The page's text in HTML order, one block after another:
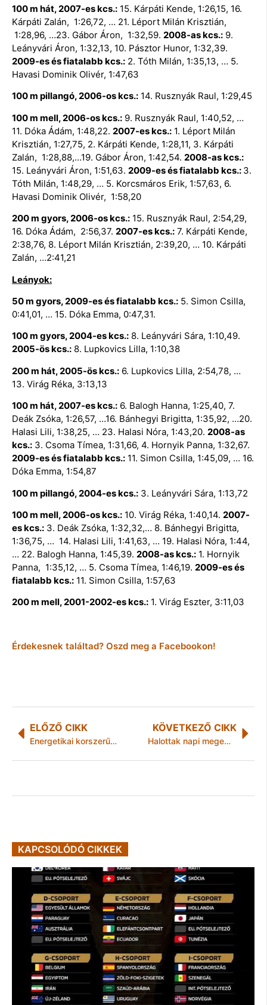
100 m hát, 2007-es kcs.: 15. Kárpáti Kende, 1:26,15, 16.
Kárpáti Zalán, 1:26,72, … 21. Léport Milán Krisztián,
1:28,96, …23. Gábor Áron, 1:32,59. 2008-as kcs.: 9.
Leányvári Áron, 1:32,13, 10. Pásztor Hunor, 1:32,39.
2009-es és fiatalabb kcs.: 2. Tóth Milán, 1:35,13, … 5.
Havasi Dominik Olivér, 1:47,63
100 m pillangó, 2006-os kcs.: 14. Rusznyák Raul, 1:29,45
100 m mell, 2006-os kcs.: 9. Rusznyák Raul, 1:40,52, …
11. Dóka Ádám, 1:48,22. 2007-es kcs.: 1. Léport Milán
Krisztián, 1:27,75, 2. Kárpáti Kende, 1:28,11, 3. Kárpáti
Zalán, 1:28,88,…19. Gábor Áron, 1:42,54. 2008-as kcs.:
15. Leányvári Áron, 1:51,63. 2009-es és fiatalabb kcs.: 3.
Tóth Milán, 1:48,29, … 5. Korcsmáros Erik, 1:57,63, 6.
Havasi Dominik Olivér, 1:58,20
200 m gyors, 2006-os kcs.: 15. Rusznyák Raul, 2:54,29,
16. Dóka Ádám, 2:56,37. 2007-es kcs.: 7. Kárpáti Kende,
2:38,76, 8. Léport Milán Krisztián, 2:39,20, … 10. Kárpáti
Zalán, …2:41,21
Leányok:
50 m gyors, 2009-es és fiatalabb kcs.: 5. Simon Csilla,
0:41,01, … 15. Dóka Emma, 0:47,31.
100 m gyors, 2004-es kcs.: 8. Leányvári Sára, 1:10,49.
2005-ös kcs.: 8. Lupkovics Lilla, 1:10,38
200 m hát, 2005-ös kcs.: 6. Lupkovics Lilla, 2:54,78, …
13. Virág Réka, 3:13,13
100 m hát, 2007-es kcs.: 6. Balogh Hanna, 1:25,40, 7.
Deák Zsóka, 1:26,57, …16. Bánhegyi Brigitta, 1:35,92, …20.
Halasi Lili, 1:38,25, … 23. Halasi Nóra, 1:43,20. 2008-as
kcs.: 3. Csoma Tímea, 1:31,66, 4. Hornyik Panna, 1:32,67.
2009-es és fiatalabb kcs.: 11. Simon Csilla, 1:45,09, … 16.
Dóka Emma, 1:54,87
100 m pillangó, 2004-es kcs.: 3. Leányvári Sára, 1:13,72
100 m mell, 2006-os kcs.: 10. Virág Réka, 1:40,14. 2007-
es kcs.: 3. Deák Zsóka, 1:32,32,… 8. Bánhegyi Brigitta,
1:36,75, … 14. Halasi Lili, 1:41,63, … 19. Halasi Nóra, 1:44,
… 22. Balogh Hanna, 1:45,39. 2008-as kcs.: 1. Hornyik
Panna, 1:35,12, … 5. Csoma Tímea, 1:46,19. 2009-es és
fiatalabb kcs.: 11. Simon Csilla, 1:57,63
200 m mell, 2001-2002-es kcs.: 1. Virág Eszter, 3:11,03
Érdekesnek találtad? Oszd meg a Facebookon!
ELŐZŐ CIKK
Energetikai korszerűsítés a csodamalomban
KÖVETKEZŐ CIKK
Halottak napi megemlékezés
KAPCSOLÓDÓ CIKKEK